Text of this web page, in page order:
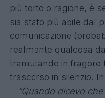
più torto o ragione, è
sia stato più abile dal
comunicazione
realmente qualcosa
tramutando in fragore
trascorso in silenzio.
“Quando dicevo